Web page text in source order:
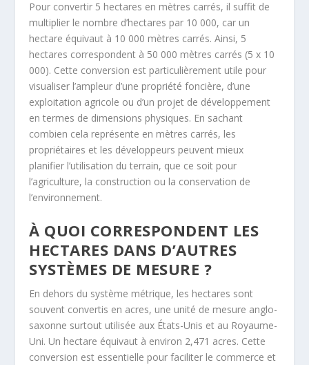
Pour convertir 5 hectares en mètres carrés, il suffit de
multiplier le nombre d’hectares par 10 000, car un
hectare équivaut à 10 000 mètres carrés. Ainsi, 5
hectares correspondent à 50 000 mètres carrés (5 x 10
000). Cette conversion est particulièrement utile pour
visualiser l’ampleur d’une propriété foncière, d’une
exploitation agricole ou d’un projet de développement
en termes de dimensions physiques. En sachant
combien cela représente en mètres carrés, les
propriétaires et les développeurs peuvent mieux
planifier l’utilisation du terrain, que ce soit pour
l’agriculture, la construction ou la conservation de
l’environnement.
À QUOI CORRESPONDENT LES
HECTARES DANS D’AUTRES
SYSTÈMES DE MESURE ?
En dehors du système métrique, les hectares sont
souvent convertis en acres, une unité de mesure anglo-
saxonne surtout utilisée aux États-Unis et au Royaume-
Uni. Un hectare équivaut à environ 2,471 acres. Cette
conversion est essentielle pour faciliter le commerce et